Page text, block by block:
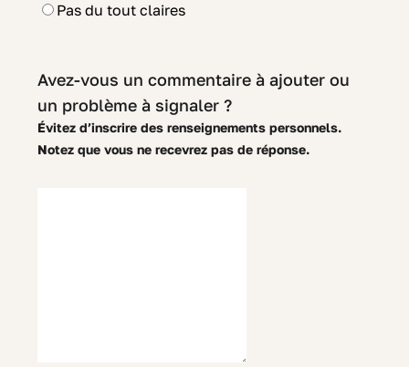
Pas du tout claires
Avez-vous un commentaire à ajouter ou
un problème à signaler ?
Évitez d’inscrire des renseignements personnels.
Notez que vous ne recevrez pas de réponse.